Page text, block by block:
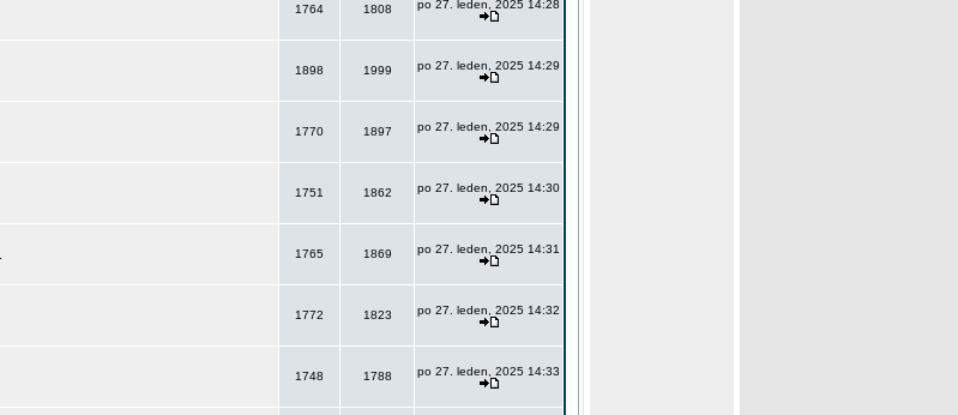
1764 1808 po 27. leden, 2025 14:28
1898 1999 po 27. leden, 2025 14:29
1770 1897 po 27. leden, 2025 14:29
1751 1862 po 27. leden, 2025 14:30
1765 1869 po 27. leden, 2025 14:31
1772 1823 po 27. leden, 2025 14:32
1748 1788 po 27. leden, 2025 14:33